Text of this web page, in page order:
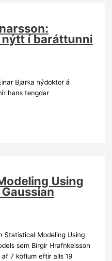
í baráttunni
Bjarka nýdoktor á
hans tengdar
Using
Statistical Modeling Using
sem Birgir Hrafnkelsson
7 köflum eftir alls 19